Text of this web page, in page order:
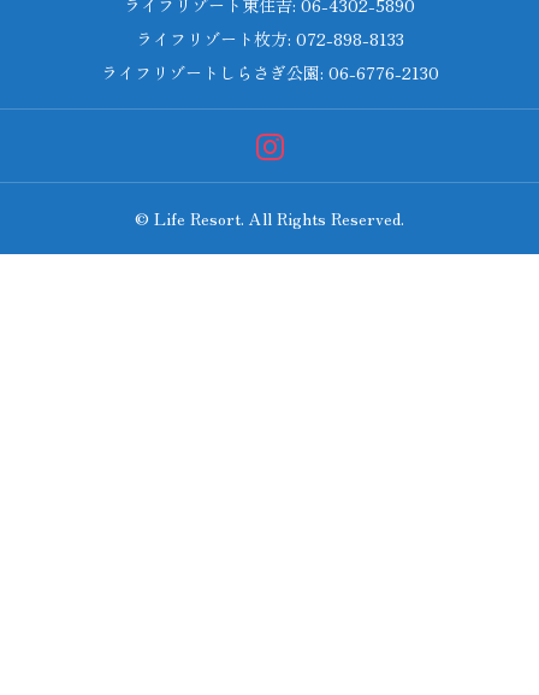
ライフリゾート枚方: 072-898-8133
ライフリゾートしらさぎ公園: 06-6776-2130
© Life Resort. All Rights Reserved.